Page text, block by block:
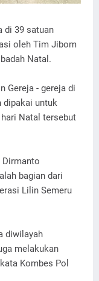
di 39 satuan
oleh Tim Jibom
Natal.
Gereja - gereja di
dipakai untuk
Natal tersebut
Dirmanto
bagian dari
Lilin Semeru
diwilayah
melakukan
Kombes Pol